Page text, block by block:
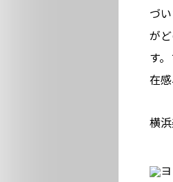
づ
が
す
在
横